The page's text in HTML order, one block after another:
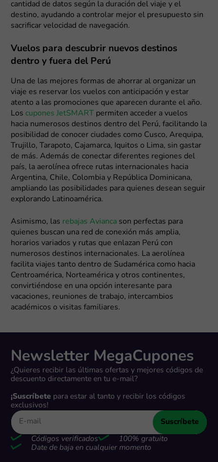
cantidad de datos según la duración del viaje y el
destino, ayudando a controlar mejor el presupuesto sin
sacrificar velocidad de navegación.
Vuelos para descubrir nuevos destinos
dentro y fuera del Perú
Una de las mejores formas de ahorrar al organizar un
viaje es reservar los vuelos con anticipación y estar
atento a las promociones que aparecen durante el año.
Los cupones JetSMART permiten acceder a vuelos
hacia numerosos destinos dentro del Perú, facilitando la
posibilidad de conocer ciudades como Cusco, Arequipa,
Trujillo, Tarapoto, Cajamarca, Iquitos o Lima, sin gastar
de más. Además de conectar diferentes regiones del
país, la aerolínea ofrece rutas internacionales hacia
Argentina, Chile, Colombia y República Dominicana,
ampliando las posibilidades para quienes desean seguir
explorando Latinoamérica.
Asimismo, las rebajas Avianca son perfectas para
quienes buscan una red de conexión más amplia,
horarios variados y rutas que enlazan Perú con
numerosos destinos internacionales. La aerolínea
facilita viajes tanto dentro de Sudamérica como hacia
Centroamérica, Norteamérica y otros continentes,
convirtiéndose en una opción interesante para
vacaciones, reuniones de trabajo, intercambios
académicos o visitas familiares.
Newsletter MegaCupones
¿Quieres recibir las últimas ofertas y mejores códigos de
descuento directamente en tu e-mail?
¡Suscríbete para estar al tanto y recibir los códigos
exclusivos!
Suscríbete
Códigos verificados
100% gratuito
Date de baja en cualquier momento